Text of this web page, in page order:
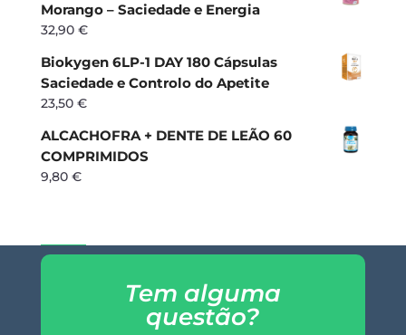
Morango – Saciedade e Energia
32,90 €
Biokygen 6LP-1 DAY 180 Cápsulas
Saciedade e Controlo do Apetite
23,50 €
ALCACHOFRA + DENTE DE LEÃO 60
COMPRIMIDOS
9,80 €
Tem alguma
questão?